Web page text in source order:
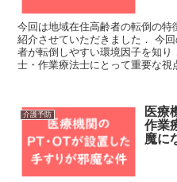
今回は地域在住高齢者の転倒の
紹介させていただきました． 今
者が転倒しやすい環境因子を知
士・作業療法士にとって重要な視
介護予防
医療
作業
魔に